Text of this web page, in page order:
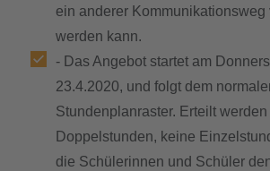
ein anderer Kommunikationsweg
werden kann.
- Das Angebot startet am
23.4.2020, und folgt dem
Stundenplanraster. Erteilt
Doppelstunden, keine
die Schülerinnen und Schüler